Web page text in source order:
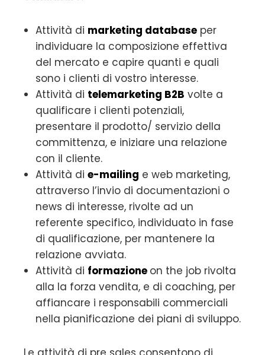
Attività di marketing database per
individuare la composizione effettiva
del mercato e capire quanti e quali
sono i clienti di vostro interesse.
Attività di telemarketing B2B volte a
qualificare i clienti potenziali,
presentare il prodotto/ servizio della
committenza, e iniziare una relazione
con il cliente.
Attività di e-mailing e web marketing,
attraverso l’invio di documentazioni o
news di interesse, rivolte ad un
referente specifico, individuato in fase
di qualificazione, per mantenere la
relazione avviata.
Attività di formazione on the job rivolta
alla la forza vendita, e di coaching, per
affiancare i responsabili commerciali
nella pianificazione dei piani di sviluppo.